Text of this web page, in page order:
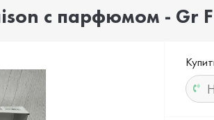
с парфюмом - Gr